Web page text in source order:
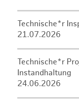
Technische*r
21.07.2026
Technische*r
Instandhaltung
24.06.2026